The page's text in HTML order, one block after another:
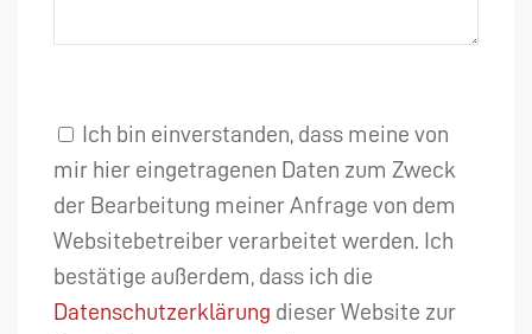
Ich bin einverstanden, dass meine von
mir hier eingetragenen Daten zum Zweck
der Bearbeitung meiner Anfrage von dem
Websitebetreiber verarbeitet werden. Ich
bestätige außerdem, dass ich die
Datenschutzerklärung dieser Website zur